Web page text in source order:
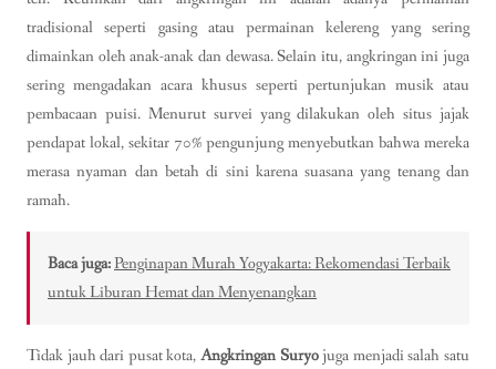
tradisional seperti gasing atau permainan kelereng yang sering
dimainkan oleh anak-anak dan dewasa. Selain itu, angkringan ini juga
sering mengadakan acara khusus seperti pertunjukan musik atau
pembacaan puisi. Menurut survei yang dilakukan oleh situs jajak
pendapat lokal, sekitar 70% pengunjung menyebutkan bahwa mereka
merasa nyaman dan betah di sini karena suasana yang tenang dan
ramah.
Baca juga:Penginapan Murah Yogyakarta: Rekomendasi Terbaik
untuk Liburan Hemat dan Menyenangkan
Tidak jauh dari pusat kota, Angkringan Suryojuga menjadi salah satu